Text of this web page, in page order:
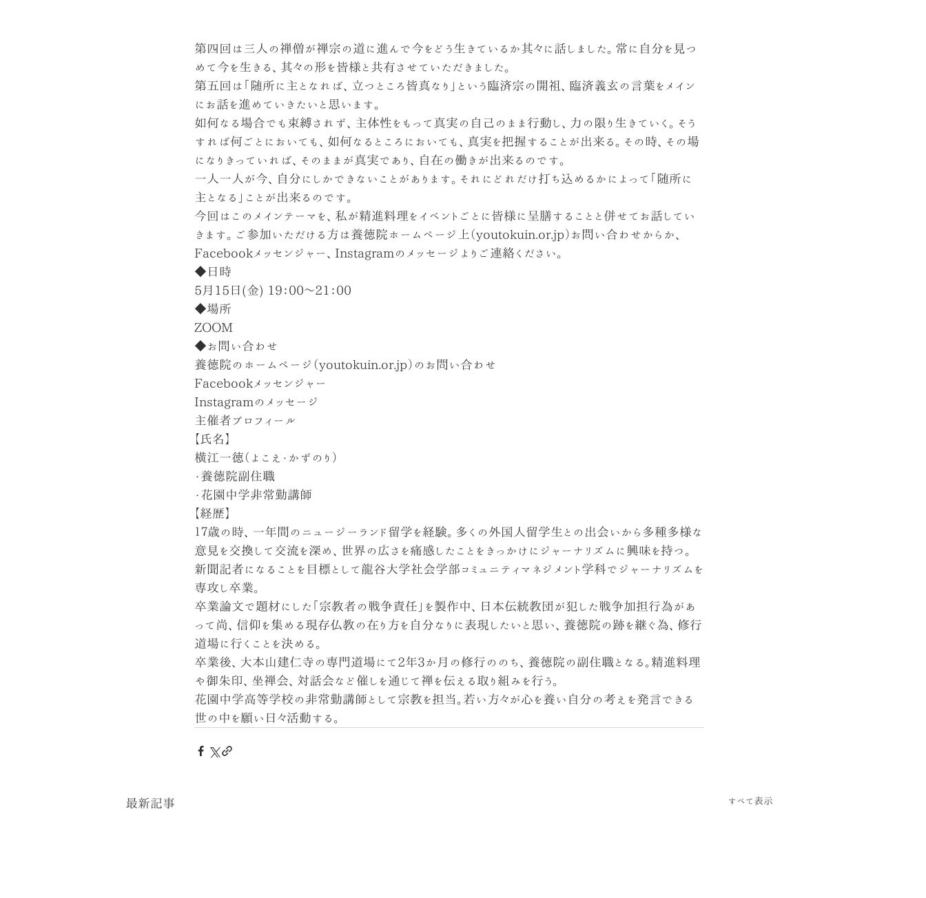
第四回は三人の禅僧が禅宗の道に進んで今をどう生きているか其々に話しました。常に自分を見つ
めて今を生きる、其々の形を皆様と共有させていただきました。
第五回は「随所に主となれば、立つところ皆真なり」という臨済宗の開祖、臨済義玄の言葉をメイン
にお話を進めていきたいと思います。
如何なる場合でも束縛されず、主体性をもって真実の自己のまま行動し、力の限り生きていく。そう
すれば何ごとにおいても、如何なるところにおいても、真実を把握することが出来る。その時、その場
になりきっていれば、そのままが真実であり、自在の働きが出来るのです。
一人一人が今、自分にしかできないことがあります。それにどれだけ打ち込めるかによって「随所に
主となる」ことが出来るのです。
今回はこのメインテーマを、私が精進料理をイベントごとに皆様に呈膳することと併せてお話してい
きます。ご参加いただける方は養徳院ホームページ上（youtokuin.or.jp）お問い合わせからか、
Facebookメッセンジャー、Instagramのメッセージよりご連絡ください。
◆日時
5月15日(金) 19：00～21：00
◆場所
ZOOM
◆お問い合わせ
養徳院のホームページ（youtokuin.or.jp）のお問い合わせ
Facebookメッセンジャー
Instagramのメッセージ
主催者プロフィール
【氏名】
横江一徳（よこえ・かずのり）
・養徳院副住職
・花園中学非常勤講師
【経歴】
１７歳の時、一年間のニュージーランド留学を経験。多くの外国人留学生との出会いから多種多様な
意見を交換して交流を深め、世界の広さを痛感したことをきっかけにジャーナリズムに興味を持つ。
新聞記者になることを目標として龍谷大学社会学部コミュニティマネジメント学科でジャーナリズムを
専攻し卒業｡
卒業論文で題材にした「宗教者の戦争責任」を製作中、日本伝統教団が犯した戦争加担行為があ
って尚、信仰を集める現存仏教の在り方を自分なりに表現したいと思い、養徳院の跡を継ぐ為、修行
道場に行くことを決める。
卒業後、大本山建仁寺の専門道場にて2年3か月の修行ののち、養徳院の副住職となる｡精進料理
や御朱印、坐禅会、対話会など催しを通じて禅を伝える取り組みを行う｡
花園中学高等学校の非常勤講師として宗教を担当｡若い方々が心を養い自分の考えを発言できる
世の中を願い日々活動する｡
最新記事 すべて表示